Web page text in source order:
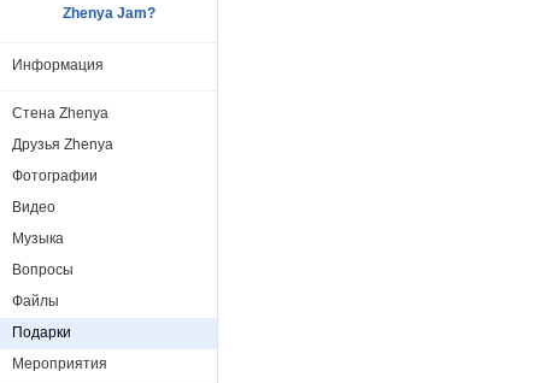
Zhenya Jam?
Информация
Стена Zhenya
Друзья Zhenya
Фотографии
Видео
Музыка
Вопросы
Файлы
Подарки
Мероприятия